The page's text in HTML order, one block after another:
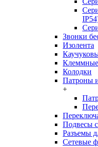
Звонки
Изолента
Колодки
Патроны
+
Подвесы
Разъемы
Сетевые